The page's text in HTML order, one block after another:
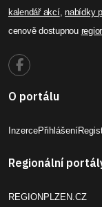
kalendář akcí,nabídky
cenově dostupnou
O portálu
InzercePřihlášení
Regionální
REGIONPLZEN.CZ